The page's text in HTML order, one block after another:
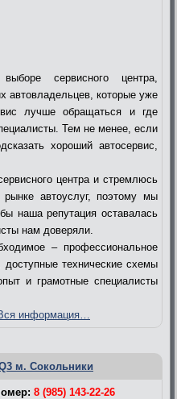
сервисного центра,
автовладельцев, которые уже
лучше обращаться и где
Тем не менее, если
хороший автосервис,
центра и стремлюсь
автоуслуг, поэтому мы
наша репутация оставалась
нам доверяли.
– профессиональное
доступные технические схемы
и грамотные специалисты
информация…
м. Сокольники
8 (985) 143-22-26